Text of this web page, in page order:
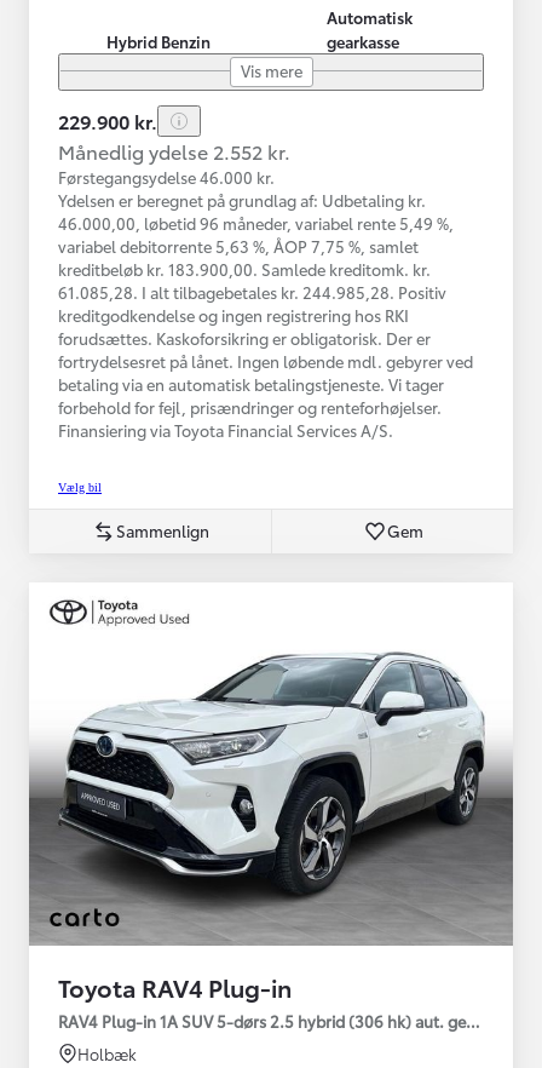
Hybrid Benzin
Automatisk
gearkasse
Vis mere
229.900 kr.
Månedlig ydelse 2.552 kr.
Førstegangsydelse 46.000 kr.
Ydelsen er beregnet på grundlag af: Udbetaling kr.
46.000,00, løbetid 96 måneder, variabel rente 5,49 %,
variabel debitorrente 5,63 %, ÅOP 7,75 %, samlet
kreditbeløb kr. 183.900,00. Samlede kreditomk. kr.
61.085,28. I alt tilbagebetales kr. 244.985,28. Positiv
kreditgodkendelse og ingen registrering hos RKI
forudsættes. Kaskoforsikring er obligatorisk. Der er
fortrydelsesret på lånet. Ingen løbende mdl. gebyrer ved
betaling via en automatisk betalingstjeneste. Vi tager
forbehold for fejl, prisændringer og renteforhøjelser.
Finansiering via Toyota Financial Services A/S.
Vælg bil
Sammenlign Gem
Toyota RAV4 Plug-in
RAV4 Plug-in 1A SUV 5-dørs 2.5 hybrid (306 hk) aut. gear AWD-i
Holbæk